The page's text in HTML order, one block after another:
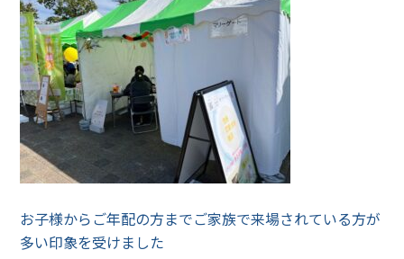
お子様からご年配の方までご家族で来場されている方が
多い印象を受けました